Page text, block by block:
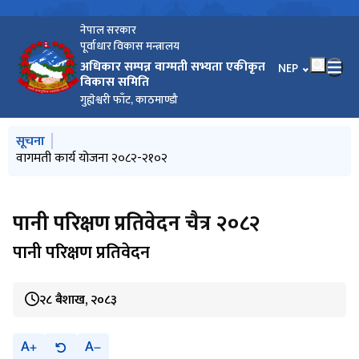
नेपाल सरकार
पूर्वाधार विकास मन्त्रालय
अधिकार सम्पन्न वाग्मती सभ्यता एकीकृत
विकास समिति
गुह्येश्वरी फाँट, काठमाण्डौ
भाषा चयन गर्नुहोस्
NEP
मुख्य नेभिगेसनमा जानुहोस्
सूचना
वाग्मती सफाइ महाअभियानको ६९० औं सप्ताह सम्पन्न
वाग्मती सफाइ महाअभियानको ६८९ औं सप्ताह सम्पन्न
वागमती कार्य योजना २०८२-२१०२
वाग्मती सफाइ महाअभियानको ६८८ औं सप्ताह सम्पन्न
पानी परिक्षण प्रतिवेदन जेठ २०८३
पानी परिक्षण प्रतिवेदन चैत्र २०८२
पानी परिक्षण प्रतिवेदन
२८ बैशाख, २०८३
A A